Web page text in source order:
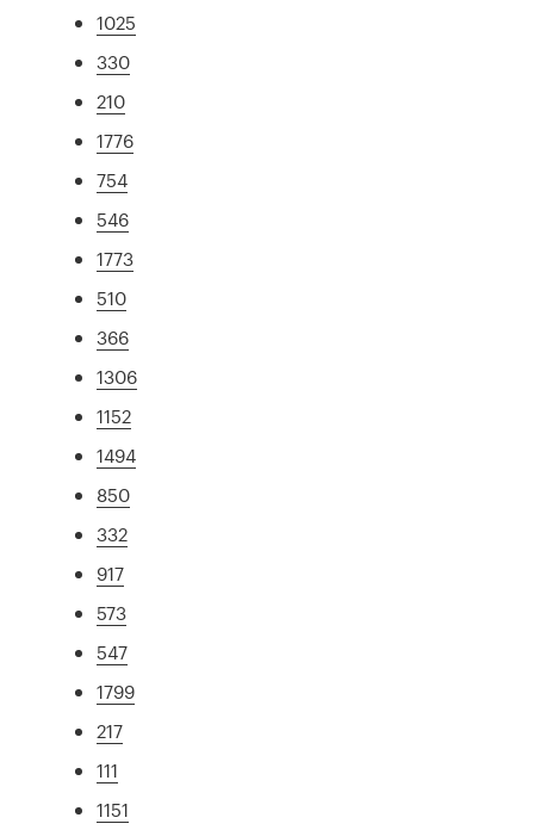
1025
330
210
1776
754
546
1773
510
366
1306
1152
1494
850
332
917
573
547
1799
217
111
1151